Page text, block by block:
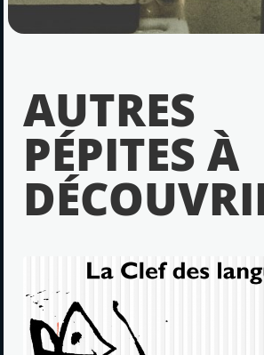
AUTRES
PÉPITES À